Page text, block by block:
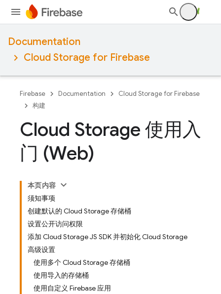
Documentation
Cloud Storage for Firebase
Firebase Documentation
Cloud Storage for Firebase
构建
Cloud Storage 使用入
门 (Web)
本页内容
须知事项
创建默认的 Cloud Storage 存储桶
设置公开访问权限
添加 Cloud Storage JS SDK 并初始化 Cloud Storage
高级设置
使用多个 Cloud Storage 存储桶
使用导入的存储桶
使用自定义 Firebase 应用